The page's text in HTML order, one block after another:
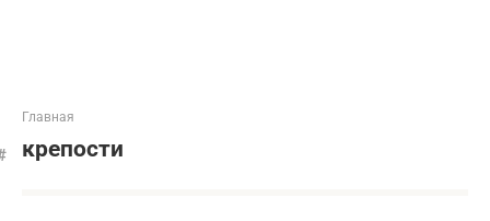
Главная
крепости